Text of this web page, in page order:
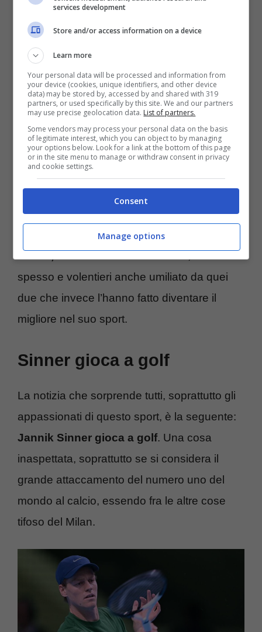
corso di una recente uscita pubblica da uno
dei sue due allenatori,Simone Vagnozzi
che è andato a toccare la vena competitiva
del suo assistito invitando la stampa a non
chiedere quella che èla “classifica” delle
partite di golf tra Sinner e i suoi due
allenatori(anche Darren Cahill).
Ai colleghi diSky Sport
svelato che gioca spesso con i suoi due
coach, maha un problema enorme: a
differenza di quello che succede nel
tennis, non riesce mai a vincere, venendo
spesso e volentieri anche umiliato da quei
due che invece l’hanno fatto diventare il
migliore nel suo sport.
Sinner gioca a golf
La notizia che sorprende tutti, soprattutto gli
appassionati di questo sport, è la seguente:
Jannik Sinner gioca a golf. Una cosa
inaspettata, soprattutto se si considera il
grande attaccamento del numero uno del
mondo al calcio, essendo fra le altre cose
tifoso del Milan.
services development
Store and/or access information on a device
Learn more
Your personal data will be processed and information from
your device (cookies, unique identifiers, and other device
data) may be stored by, accessed by and shared with 319
partners, or used specifically by this site. We and our partners
may use precise geolocation data. List of partners.
Some vendors may process your personal data on the basis
of legitimate interest, which you can object to by managing
your options below. Look for a link at the bottom of this page
or in the site menu to manage or withdraw consent in privacy
and cookie settings.
Consent
Manage options